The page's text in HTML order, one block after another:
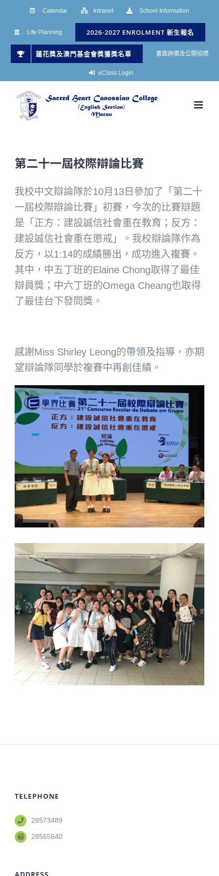
Calendar Intranet School Information
Life Planning 2026-2027 ENROLMENT 新生報名
蓮花獎及澳門基金會獎獲獎名單 書面詢價及公開招標
eClass Login
第二十一屆校際辯論比賽
我校中文辯論隊於10月13日參加了「第二十
一屆校際辯論比賽」初賽，今次的比賽辯題
是「正方：建設誠信社會重在教育；反方：
建設誠信社會重在懲戒」。我校辯論隊作為
反方，以1:14的成績勝出，成功進入複賽。
其中，中五丁班的Elaine Chong取得了最佳
辯員獎；中六丁班的Omega Cheang也取得
了最佳台下發問獎。
感謝Miss Shirley Leong的帶領及指導，亦期
望辯論隊同學於複賽中再創佳績。
TELEPHONE
28573489
28565640